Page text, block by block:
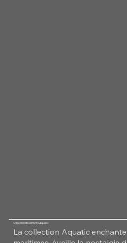
Collection de parfums Aquatic
La collection Aquatic